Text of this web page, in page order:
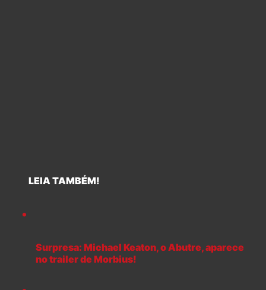
LEIA TAMBÉM!
Surpresa: Michael Keaton, o Abutre, aparece
no trailer de Morbius!